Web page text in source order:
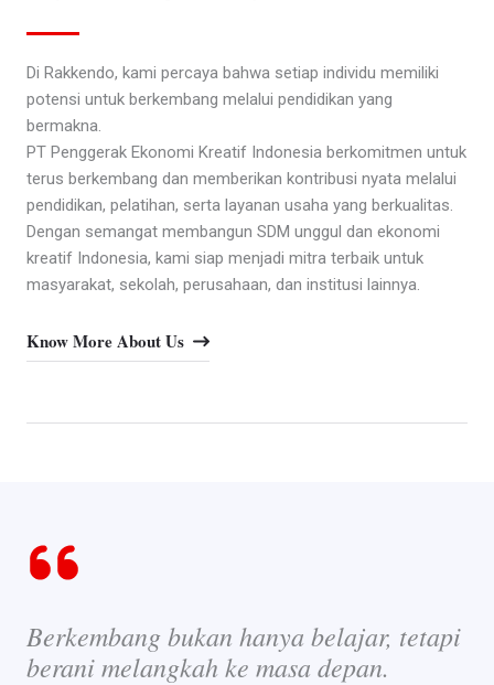
Di Rakkendo, kami percaya bahwa setiap individu memiliki
potensi untuk berkembang melalui pendidikan yang
bermakna.
PT Penggerak Ekonomi Kreatif Indonesia berkomitmen untuk
terus berkembang dan memberikan kontribusi nyata melalui
pendidikan, pelatihan, serta layanan usaha yang berkualitas.
Dengan semangat membangun SDM unggul dan ekonomi
kreatif Indonesia, kami siap menjadi mitra terbaik untuk
masyarakat, sekolah, perusahaan, dan institusi lainnya.
Know More About Us
Berkembang bukan hanya belajar, tetapi
berani melangkah ke masa depan.